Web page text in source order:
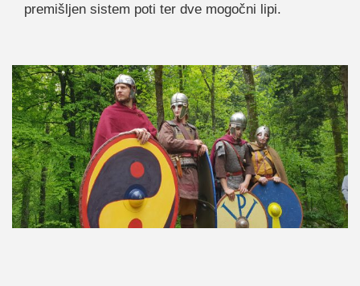
premišljen sistem poti ter dve mogočni lipi.